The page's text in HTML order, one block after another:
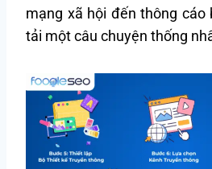
mạng xã hội đến thông cáo
tải một câu chuyện thống